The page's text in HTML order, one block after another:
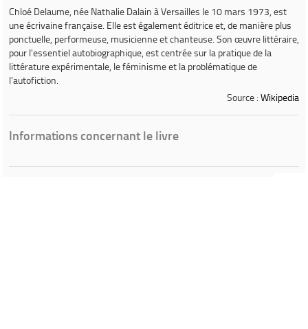
Chloé Delaume , née Nathalie Dalain à Versailles le 10 mars 1973, est
une écrivaine française. Elle est également éditrice et, de manière plus
ponctuelle, performeuse, musicienne et chanteuse. Son œuvre littéraire,
pour l'essentiel autobiographique, est centrée sur la pratique de la
littérature expérimentale, le féminisme et la problématique de
l'autofiction.
Source : Wikipedia
Informations concernant le livre